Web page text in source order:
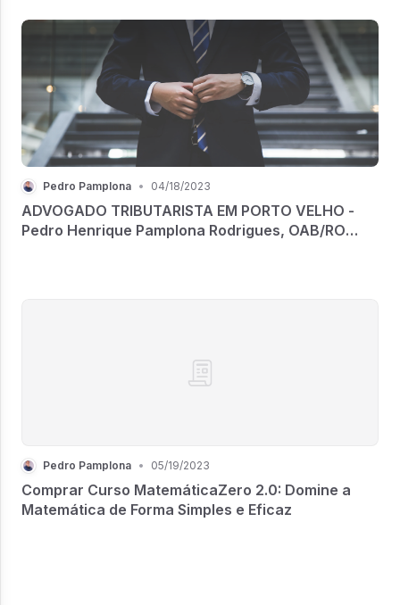
Pedro Pamplona • 04/18/2023
ADVOGADO TRIBUTARISTA EM PORTO VELHO -
Pedro Henrique Pamplona Rodrigues, OAB/RO
Pedro Pamplona • 05/19/2023
Comprar Curso MatemáticaZero 2.0: Domine a
Matemática de Forma Simples e Eficaz